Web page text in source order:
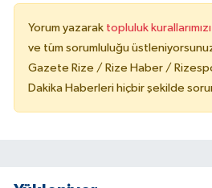
Yorum yazarak topluluk kurallarımızı
ve tüm sorumluluğu
Gazete Rize / Rize Haber /
Dakika Haberleri hiçbir şekilde
SİYASET